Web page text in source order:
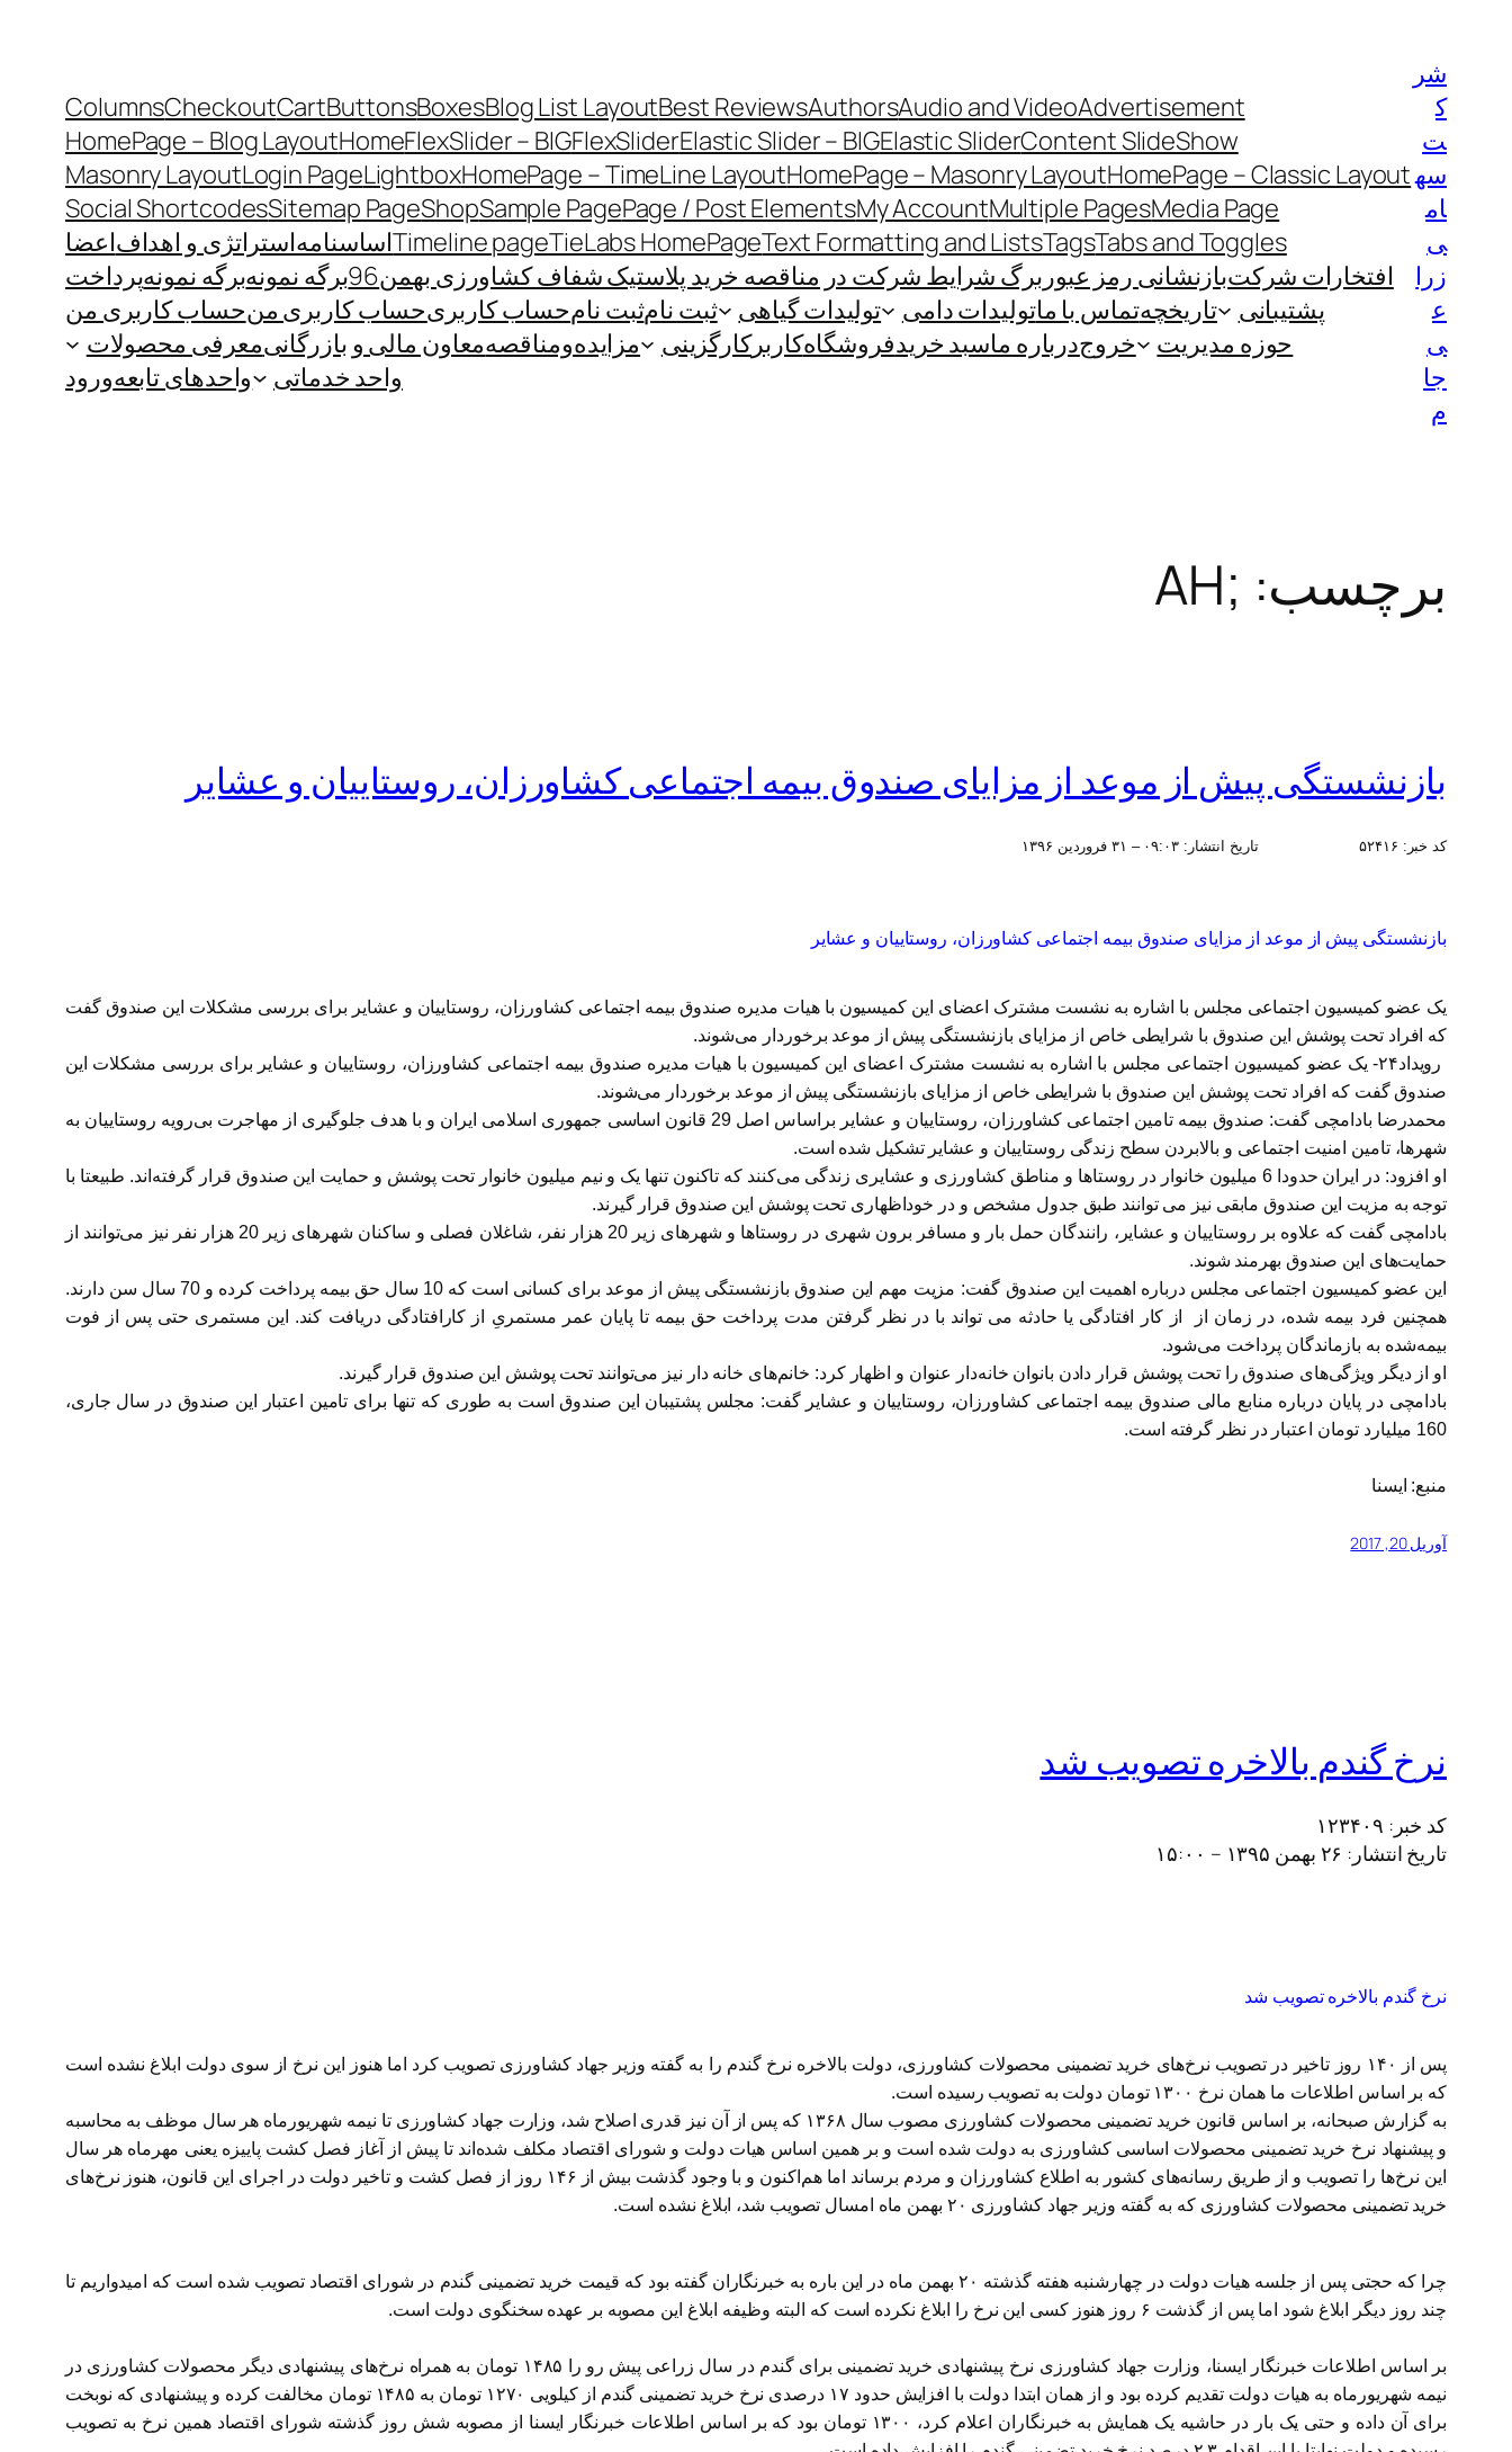
شر
ک
ت
سه
ام
ی
زرا
ع
ی
جا
م
Advertisement
Audio and Video
Authors
Best Reviews
Blog List Layout
Boxes
Buttons
Cart
Checkout
Columns
Content SlideShow
Elastic Slider
Elastic Slider – BIG
FlexSlider
FlexSlider – BIG
Home
HomePage – Blog Layout
HomePage – Classic Layout
HomePage – Masonry Layout
HomePage – TimeLine Layout
Lightbox
Login Page
Masonry Layout
Media Page
Multiple Pages
My Account
Page / Post Elements
Sample Page
Shop
Sitemap Page
Social Shortcodes
Tabs and Toggles
Tags
Text Formatting and Lists
TieLabs HomePage
Timeline pageاساسنامهاستراتژی و اهدافاعضا
افتخارات شرکتبازنشانی رمز عبور برگ شرایط شرکت در مناقصه خرید پلاستیک شفاف کشاورزی بهمن96 برگه نمونهبرگه نمونهپرداخت
پشتیبانی
تاریخچهتماس با ماتولیدات دامی تولیدات گیاهی ثبت نامثبت نامحساب کاربریحساب کاربری منحساب کاربری من
حوزه مدیریت
خروجدرباره ماسبد خریدفروشگاهکاربرکارگزینی مزایده‌و‌مناقصهمعاون مالی و بازرگانیمعرفی محصولات
واحد خدماتی
واحدهای تابعهورود
برچسب: ;AH
بازنشستگی پیش از موعد از مزایای صندوق بیمه اجتماعی کشاورزان،‌ روستاییان و عشایر
کد خبر: ۵۲۴۱۶ تاریخ انتشار:۰۹:۰۳ – ۳۱ فروردين ۱۳۹۶
بازنشستگی پیش از موعد از مزایای صندوق بیمه اجتماعی کشاورزان،‌ روستاییان و عشایر
یک عضو کمیسیون اجتماعی مجلس با اشاره به نشست مشترک اعضای این کمیسیون با هیات مدیره صندوق بیمه اجتماعی کشاورزان،‌ روستاییان و عشایر برای بررسی مشکلات این صندوق گفت
که افراد تحت پوشش این صندوق با شرایطی خاص از مزایای بازنشستگی پیش از موعد برخوردار می‌شوند.
رویداد۲۴- یک عضو کمیسیون اجتماعی مجلس با اشاره به نشست مشترک اعضای این کمیسیون با هیات مدیره صندوق بیمه اجتماعی کشاورزان،‌ روستاییان و عشایر برای بررسی مشکلات این
صندوق گفت که افراد تحت پوشش این صندوق با شرایطی خاص از مزایای بازنشستگی پیش از موعد برخوردار می‌شوند.
محمدرضا بادامچی گفت: صندوق بیمه تامین اجتماعی کشاورزان،‌ روستاییان و عشایر براساس اصل 29 قانون اساسی جمهوری اسلامی ایران و با هدف جلوگیری از مهاجرت بی‌رویه روستاییان به
شهرها، ‌تامین امنیت اجتماعی و بالابردن سطح زندگی روستاییان و عشایر تشکیل شده است.
او افزود: در ایران حدودا 6 میلیون خانوار در روستاها و مناطق کشاورزی و عشایری زندگی می‌کنند که تاکنون تنها یک و نیم میلیون خانوار تحت پوشش و حمایت این صندوق قرار گرفته‌اند. طبیعتا با
توجه به مزیت این صندوق مابقی نیز می توانند طبق جدول مشخص و در خوداظهاری تحت پوشش این صندوق قرار گیرند.
بادامچی گفت که علاوه بر روستاییان و عشایر، رانندگان حمل بار و مسافر برون شهری در روستاها و شهرهای زیر 20 هزار نفر، شاغلان فصلی و ساکنان شهرهای زیر 20 هزار نفر نیز می‌توانند از
حمایت‌های این صندوق بهرمند شوند.
این عضو کمیسیون اجتماعی مجلس درباره اهمیت این صندوق گفت: مزیت مهم این صندوق بازنشستگی پیش از موعد برای کسانی است که 10 سال حق بیمه پرداخت کرده و 70 سال سن دارند.
همچنین فرد بیمه شده، در زمان از از کار افتادگی یا حادثه‌ می تواند با در نظر گرفتن مدت پرداخت حق بیمه تا پایان عمر مستمریِ از کارافتادگی دریافت کند. این مستمری حتی پس از فوت
بیمه‌شده به بازماندگان پرداخت می‌شود.
او از دیگر ویژگی‌های صندوق را تحت پوشش قرار دادن بانوان خانه‌دار عنوان و اظهار کرد: خانم‌های خانه دار نیز می‌توانند تحت پوشش این صندوق قرار گیرند.
بادامچی در پایان درباره منابع مالی صندوق بیمه اجتماعی کشاورزان،‌ روستاییان و عشایر گفت: مجلس پشتیبان این صندوق است به طوری که تنها برای تامین اعتبار این صندوق در سال جاری،
160 میلیارد تومان اعتبار در نظر گرفته است.
منبع: ایسنا
آوریل 20, 2017
نرخ گندم بالاخره تصویب شد
کد خبر: ۱۲۳۴۰۹
تاریخ انتشار: ۲۶ بهمن ۱۳۹۵ – ۱۵:۰۰
نرخ گندم بالاخره تصویب شد
پس از ۱۴۰ روز تاخیر در تصویب نرخ‌های خرید تضمینی محصولات کشاورزی، دولت بالاخره نرخ گندم را به گفته وزیر جهاد کشاورزی تصویب کرد اما هنوز این نرخ از سوی دولت ابلاغ نشده است
که بر اساس اطلاعات ما همان نرخ ۱۳۰۰ تومان دولت به تصویب رسیده است.
به گزارش صبحانه، بر اساس قانون خرید تضمینی محصولات کشاورزی مصوب سال ۱۳۶۸ که پس از آن نیز قدری اصلاح شد، وزارت جهاد کشاورزی تا نیمه شهریورماه هر سال موظف به محاسبه
و پیشنهاد نرخ خرید تضمینی محصولات اساسی کشاورزی به دولت شده است و بر همین اساس هیات دولت و شورای اقتصاد مکلف شده‌اند تا پیش از آغاز فصل کشت پاییزه یعنی مهرماه هر سال
این نرخ‌ها را تصویب و از طریق رسانه‌های کشور به اطلاع کشاورزان و مردم برساند اما هم‌اکنون و با وجود گذشت بیش از ۱۴۶ روز از فصل کشت و تاخیر دولت در اجرای این قانون، هنوز نرخ‌های
خرید تضمینی محصولات کشاورزی که به گفته وزیر جهاد کشاورزی ۲۰ بهمن ماه امسال تصویب شد، ابلاغ نشده است.
چرا که حجتی پس از جلسه هیات دولت در چهارشنبه هفته گذشته ۲۰ بهمن ماه در این باره به خبرنگاران گفته بود که قیمت خرید تضمینی گندم در شورای اقتصاد تصویب شده است که امیدواریم تا
چند روز دیگر ابلاغ شود اما پس از گذشت ۶ روز هنوز کسی این نرخ را ابلاغ نکرده است که البته وظیفه ابلاغ این مصوبه بر عهده سخنگوی دولت است.
بر اساس اطلاعات خبرنگار ایسنا، وزارت جهاد کشاورزی نرخ پیشنهادی خرید تضمینی برای گندم در سال زراعی پیش رو را ۱۴۸۵ تومان به همراه نرخ‌های پیشنهادی دیگر محصولات کشاورزی در
نیمه شهریورماه به هیات دولت تقدیم کرده بود و از همان ابتدا دولت با افزایش حدود ۱۷ درصدی نرخ خرید تضمینی گندم از کیلویی ۱۲۷۰ تومان به ۱۴۸۵ تومان مخالفت کرده و پیشنهادی که نوبخت
برای آن داده و حتی یک بار در حاشیه یک همایش به خبرنگاران اعلام کرد، ۱۳۰۰ تومان بود که بر اساس اطلاعات خبرنگار ایسنا از مصوبه شش روز گذشته شورای اقتصاد همین نرخ به تصویب